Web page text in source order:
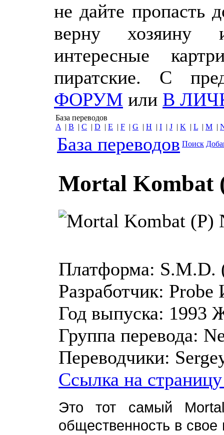
не дайте пропасть
верну хозяину
интересные
пиратские. С
ФОРУМ или В
База переводов
A | B | C | D | E | F | G | H | I | J | K | L | M |
База переводов Поиск
Mortal Kombat
Платформа: S.M.D.
Разработчик: Probe
Год выпуска: 1993
Группа перевода:
Переводчики:
Ссылка на
Это тот самый
общественность в свое